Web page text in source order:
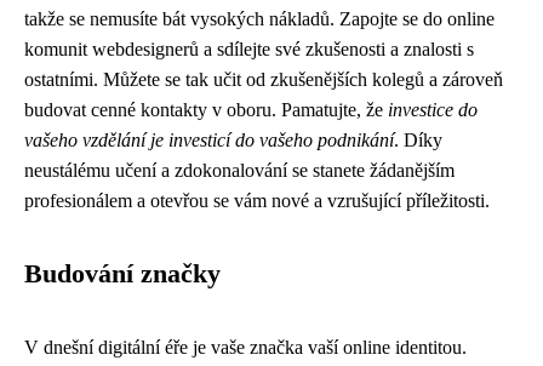
takže se nemusíte bát vysokých nákladů. Zapojte se do online
komunit webdesignerů a sdílejte své zkušenosti a znalosti s
ostatními. Můžete se tak učit od zkušenějších kolegů a zároveň
budovat cenné kontakty v oboru. Pamatujte, že investice do
vašeho vzdělání je investicí do vašeho podnikání. Díky
neustálému učení a zdokonalování se stanete žádanějším
profesionálem a otevřou se vám nové a vzrušující příležitosti.
Budování značky
V dnešní digitální éře je vaše značka vaší online identitou.